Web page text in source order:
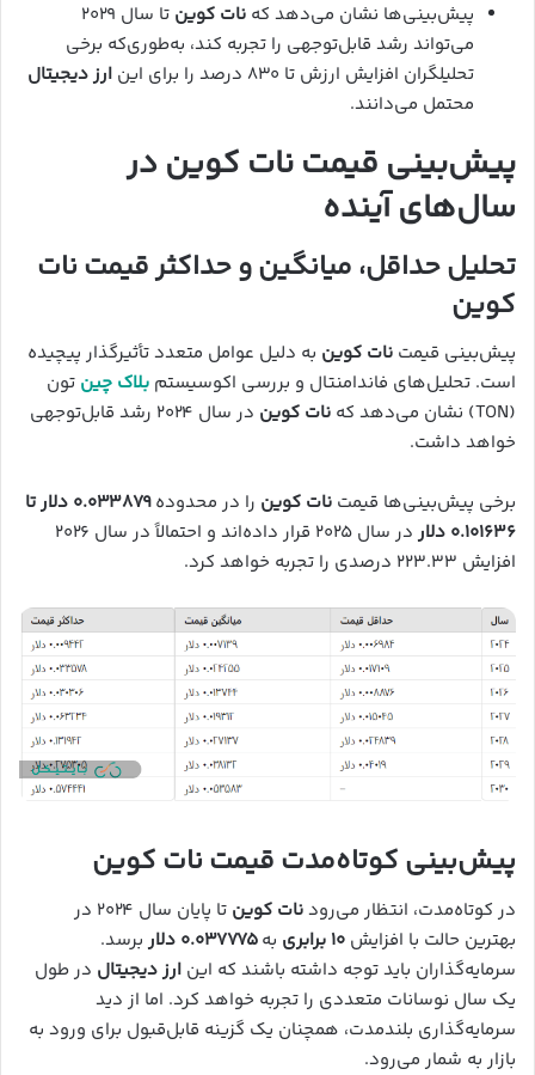
پیش‌بینی‌ها نشان می‌دهد که نات کوین
تا سال ۲۰۲۹
می‌تواند رشد قابل‌توجهی را تجربه کند، به‌طوری‌که برخی
تحلیلگران افزایش ارزش تا ۸۳۰ درصد را برای این
ارز دیجیتال
محتمل می‌دانند.
پیش‌بینی قیمت نات کوین در
سال‌های آینده
تحلیل حداقل، میانگین و حداکثر قیمت نات
کوین
پیش‌بینی قیمت نات کوین به دلیل عوامل متعدد تأثیرگذار پیچیده
است. تحلیل‌های فاندامنتال و بررسی اکوسیستم بلاک چین تون
(TON) نشان می‌دهد که
نات کوین
در سال ۲۰۲۴ رشد قابل‌توجهی
خواهد داشت.
برخی پیش‌بینی‌ها قیمت نات کوین را در محدوده
۰.۰۳۳۸۷۹ دلار تا
۰.۱۰۱۶۳۶ دلار
در سال ۲۰۲۵ قرار داده‌اند و احتمالاً در سال ۲۰۲۶
افزایش ۲۲۳.۳۳ درصدی را تجربه خواهد کرد.
پیش‌بینی کوتاه‌مدت قیمت نات کوین
در کوتاه‌مدت، انتظار می‌رودنات کوین
تا پایان سال ۲۰۲۴ در
بهترین حالت با افزایش ۱۰ برابری به۰.۰۳۷۷۷۵ دلار
برسد.
سرمایه‌گذاران باید توجه داشته باشند که این ارز دیجیتال در طول
یک سال نوسانات متعددی را تجربه خواهد کرد. اما از دید
سرمایه‌گذاری بلندمدت، همچنان یک گزینه قابل‌قبول برای ورود به
بازار به شمار می‌رود.